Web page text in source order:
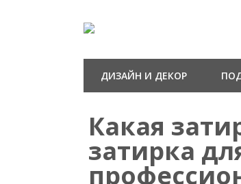
ДИЗАЙН И ДЕКОР
Какая
затирка